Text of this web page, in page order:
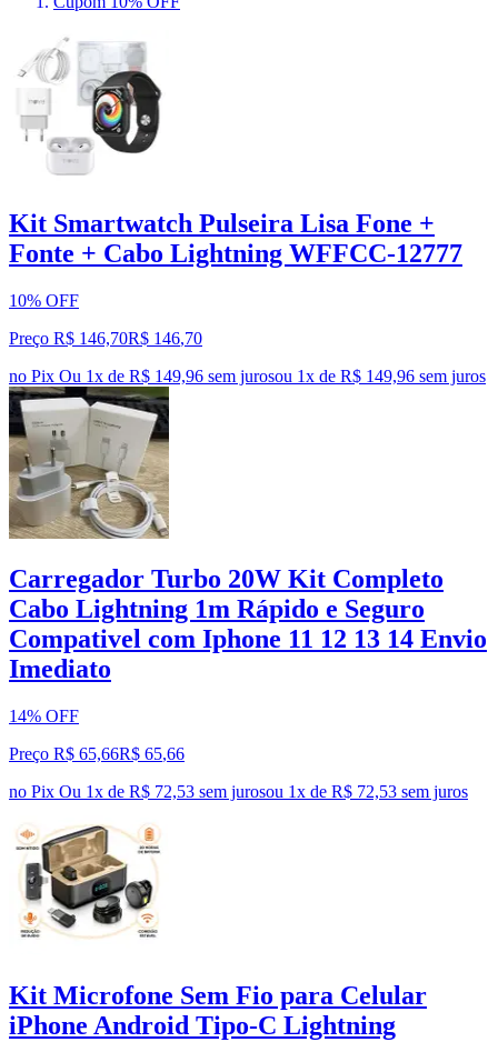
Kit Smartwatch Pulseira Lisa Fone +
Fonte + Cabo Lightning WFFCC-12777
10% OFF
Preço R$ 146,70R$ 146,70
no Pix Ou 1x de R$ 149,96 sem jurosou 1x de R$ 149,96 sem juros
Carregador Turbo 20W Kit Completo
Cabo Lightning 1m Rápido e Seguro
Compativel com Iphone 11 12 13 14 Envio
Imediato
14% OFF
Preço R$ 65,66R$ 65,66
no Pix Ou 1x de R$ 72,53 sem jurosou 1x de R$ 72,53 sem juros
Kit Microfone Sem Fio para Celular
iPhone Android Tipo-C Lightning